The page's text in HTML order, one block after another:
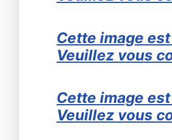
Cette image
Veuillez vous
Cette image
Veuillez vous